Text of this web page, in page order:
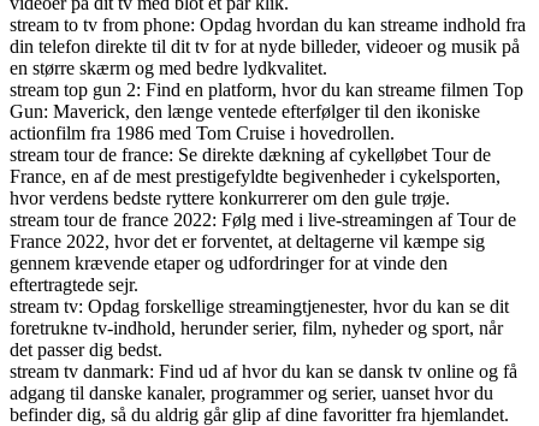
stream to tv from phone: Opdag hvordan du kan streame indhold fra
din telefon direkte til dit tv for at nyde billeder, videoer og musik på
en større skærm og med bedre lydkvalitet.
stream top gun 2: Find en platform, hvor du kan streame filmen Top
Gun: Maverick, den længe ventede efterfølger til den ikoniske
actionfilm fra 1986 med Tom Cruise i hovedrollen.
stream tour de france: Se direkte dækning af cykelløbet Tour de
France, en af de mest prestigefyldte begivenheder i cykelsporten,
hvor verdens bedste ryttere konkurrerer om den gule trøje.
stream tour de france 2022: Følg med i live-streamingen af Tour de
France 2022, hvor det er forventet, at deltagerne vil kæmpe sig
gennem krævende etaper og udfordringer for at vinde den
eftertragtede sejr.
stream tv: Opdag forskellige streamingtjenester, hvor du kan se dit
foretrukne tv-indhold, herunder serier, film, nyheder og sport, når
det passer dig bedst.
stream tv danmark: Find ud af hvor du kan se dansk tv online og få
adgang til danske kanaler, programmer og serier, uanset hvor du
befinder dig, så du aldrig går glip af dine favoritter fra hjemlandet.